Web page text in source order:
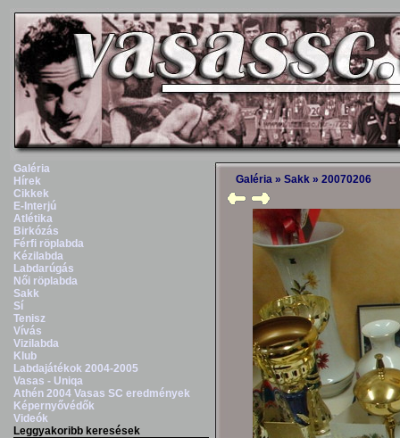
Galéria
Hírek
Cikkek
E-Interjú
Atlétika
Birkózás
Férfi röplabda
Kézilabda
Labdarúgás
Női röplabda
Sakk
Sí
Tenisz
Vívás
Vizilabda
Klub
Labdajátékok 2004-2005
Vasas - Uniqa
Athén 2004 Vasas SC eredmények
Képernyővédők
Videók
Leggyakoribb keresések
Galéria » Sakk » 20070206